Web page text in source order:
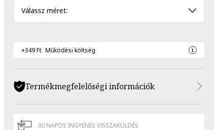
Válassz méret:
+349 Ft Működési költség
Termékmegfelelőségi információk
30 NAPOS INGYENES VISSZAKÜLDÉS